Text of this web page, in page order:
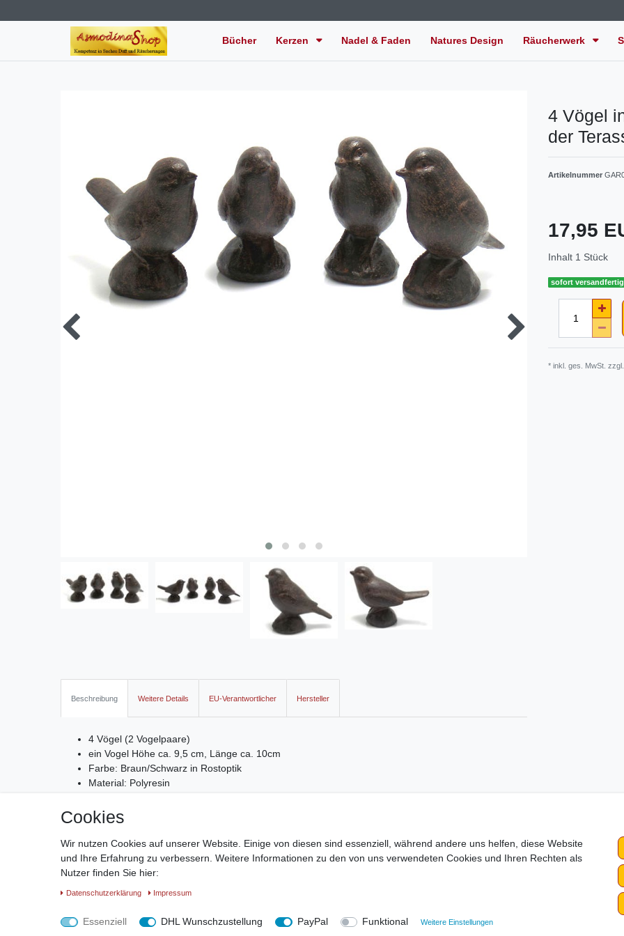
Bücher Kerzen Nadel & Faden Natures Design Räucherwerk
4 Vögel
der
Artikelnummer
17,95
Inhalt 1 Stück
sofort versandfertig
* inkl. ges. MwSt. zzgl.
Beschreibung Weitere Details EU-Verantwortlicher Hersteller
4 Vögel (2 Vogelpaare)
ein Vogel Höhe ca. 9,5 cm, Länge ca. 10cm
Farbe: Braun/Schwarz in Rostoptik
Material: Polyresin
2x 2 Vögel sortiert in einem Karton. Also 2 verschiedene Vogelpaare wie auf dem Bild abgebildet.
Vertrag
Cookies
Wir nutzen Cookies auf unserer Website. Einige von diesen sind essenziell, während andere uns helfen, diese Website
und Ihre Erfahrung zu verbessern. Weitere Informationen zu den von uns verwendeten Cookies und Ihren Rechten als
Nutzer finden Sie hier:
Daten­schutz­erklärung Impressum
Essenziell DHL Wunschzustellung PayPal Funktional Weitere Einstellungen